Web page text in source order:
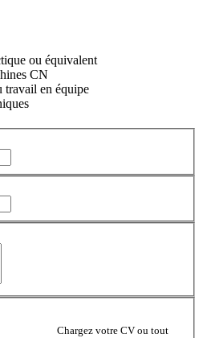
ou équivalent
CN
travail en équipe
Chargez votre CV ou tout